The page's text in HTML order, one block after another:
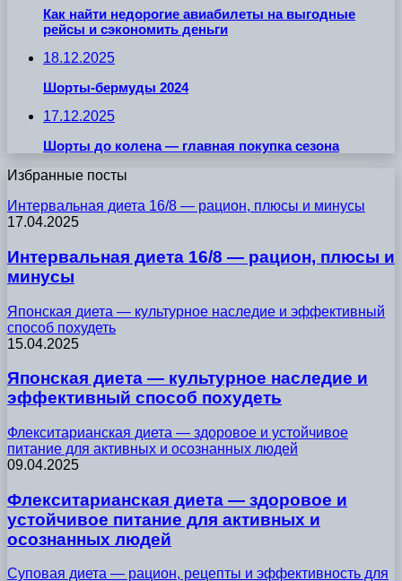
Как найти недорогие авиабилеты на выгодные
рейсы и сэкономить деньги
18.12.2025
Шорты-бермуды 2024
17.12.2025
Шорты до колена — главная покупка сезона
Избранные посты
Интервальная диета 16/8 — рацион, плюсы и минусы
17.04.2025
Интервальная диета 16/8 — рацион, плюсы и
минусы
Японская диета — культурное наследие и эффективный
способ похудеть
15.04.2025
Японская диета — культурное наследие и
эффективный способ похудеть
Флекситарианская диета — здоровое и устойчивое
питание для активных и осознанных людей
09.04.2025
Флекситарианская диета — здоровое и
устойчивое питание для активных и
осознанных людей
Суповая диета — рацион, рецепты и эффективность для